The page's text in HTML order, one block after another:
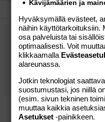
Lihavoitu
Kursivoitu
Laajennettuun
Lista
Fontin koko
9
12
15
18
TekstiväriKirjasintyyli
Arial
Courier
Georgia
Tahoma
Yliviivaa
Tasaus Tasaa
Tasaa oikealle
Justify text
Paragraph format
Normal
Heading
Heading 2
Heading 3
LainausLisää video/media
Lisää taulukko
InsertSpoiler
Tee uudelleen
BBCode-näkymä
Poista muotoilu
Luonnokset
Kirjoita vastaus...
Kävijämäärien ja
Hyväksymällä evästeet,
näihin käyttötarkoituksiin.
osa palveluista tai
optimaalisesti. Voit
klikkaamalla
alareunassa.
Jotkin teknologiat
suostumustasi, jos niillä
(esim. sivun tekninen
muuttaa kaikkia
Asetukset -painikkeen.